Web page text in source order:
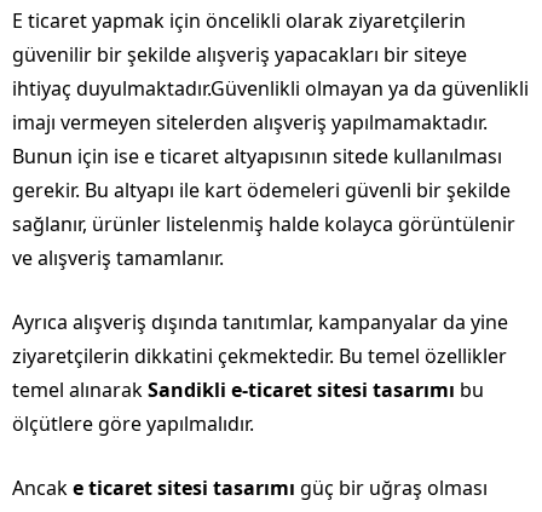
E ticaret yapmak için öncelikli olarak ziyaretçilerin
güvenilir bir şekilde alışveriş yapacakları bir siteye
ihtiyaç duyulmaktadır.Güvenlikli olmayan ya da güvenlikli
imajı vermeyen sitelerden alışveriş yapılmamaktadır.
Bunun için ise e ticaret altyapısının sitede kullanılması
gerekir. Bu altyapı ile kart ödemeleri güvenli bir şekilde
sağlanır, ürünler listelenmiş halde kolayca görüntülenir
ve alışveriş tamamlanır.
Ayrıca alışveriş dışında tanıtımlar, kampanyalar da yine
ziyaretçilerin dikkatini çekmektedir. Bu temel özellikler
temel alınarakSandikli e-ticaret sitesi tasarımı bu
ölçütlere göre yapılmalıdır.
Ancake ticaret sitesi tasarımı güç bir uğraş olması